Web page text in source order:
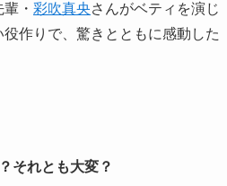
・ 彩吹真央さんがベティを演じ
作りで、驚きとともに感動した
それとも大変？